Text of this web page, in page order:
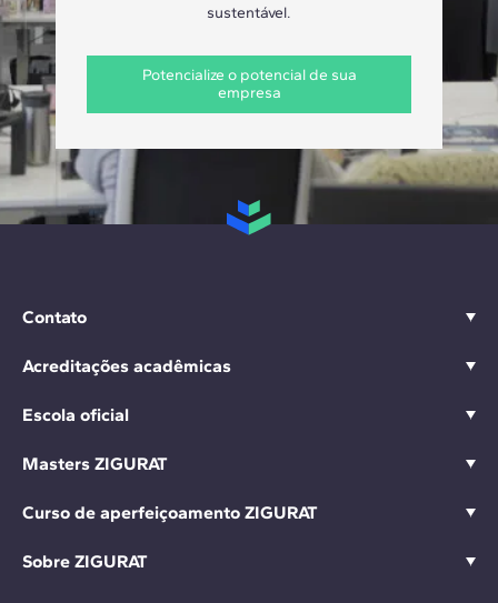
sustentável.
Potencialize o potencial de sua
empresa
Contato
Acreditações acadêmicas
Escola oficial
Masters ZIGURAT
Curso de aperfeiçoamento ZIGURAT
Sobre ZIGURAT